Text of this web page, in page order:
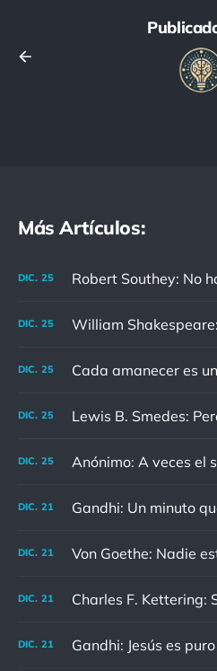
Más Artículos:
DIC. 25
DIC. 25
DIC. 25
DIC. 25
DIC. 25
DIC. 21
DIC. 21
DIC. 21
DIC. 21